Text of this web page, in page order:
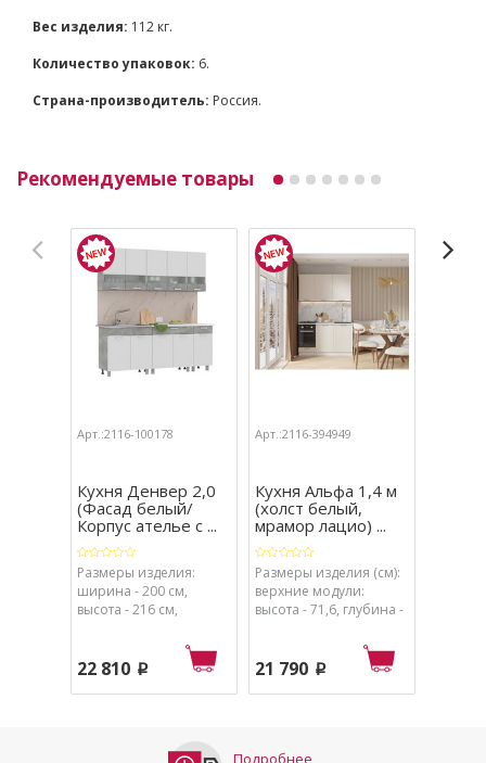
Вес изделия: 112 кг.
Количество упаковок: 6.
Страна-производитель: Россия.
Рекомендуемые товары
Арт.:2116-100178
Кухня Денвер 2,0
(Фасад белый/
Корпус ателье с ...
Размеры изделия:
ширина - 200 см,
высота - 216 см,
22 810 p
Арт.:2116-394949
Кухня Альфа 1,4 м
(холст белый,
мрамор лацио) ...
Размеры изделия (см):
верхние модули:
высота - 71,6, глубина -
высота - 82,6 (без
140. Размеры изделия
21 790 p
Подробнее